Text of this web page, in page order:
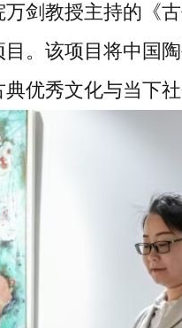
剑教授主持的《
。该项目将中国
优秀文化与当下